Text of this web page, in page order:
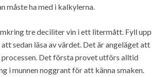
måste ha med i kalkylerna.
tre deciliter vin i ett litermått. Fyll upp
sedan läsa av värdet. Det är angeläget att
Det första provet utförs alltid
i munnen noggrant för att känna smaken.